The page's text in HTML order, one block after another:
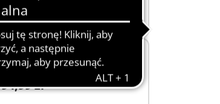
M
71362 - Niebiańskie piżama party
94,99 zł
Dodaj do koszyka